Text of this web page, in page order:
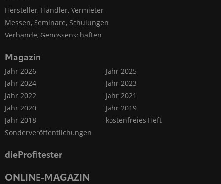
Hersteller, Händler, Vermieter
Messen, Seminare, Schulungen
Verbände, Genossenschaften
Magazin
Jahr 2026
Jahr 2025
Jahr 2024
Jahr 2023
Jahr 2022
Jahr 2021
Jahr 2020
Jahr 2019
Jahr 2018
kostenfreies Heft
Sonderveröffentlichungen
dieProfitester
ONLINE-MAGAZIN